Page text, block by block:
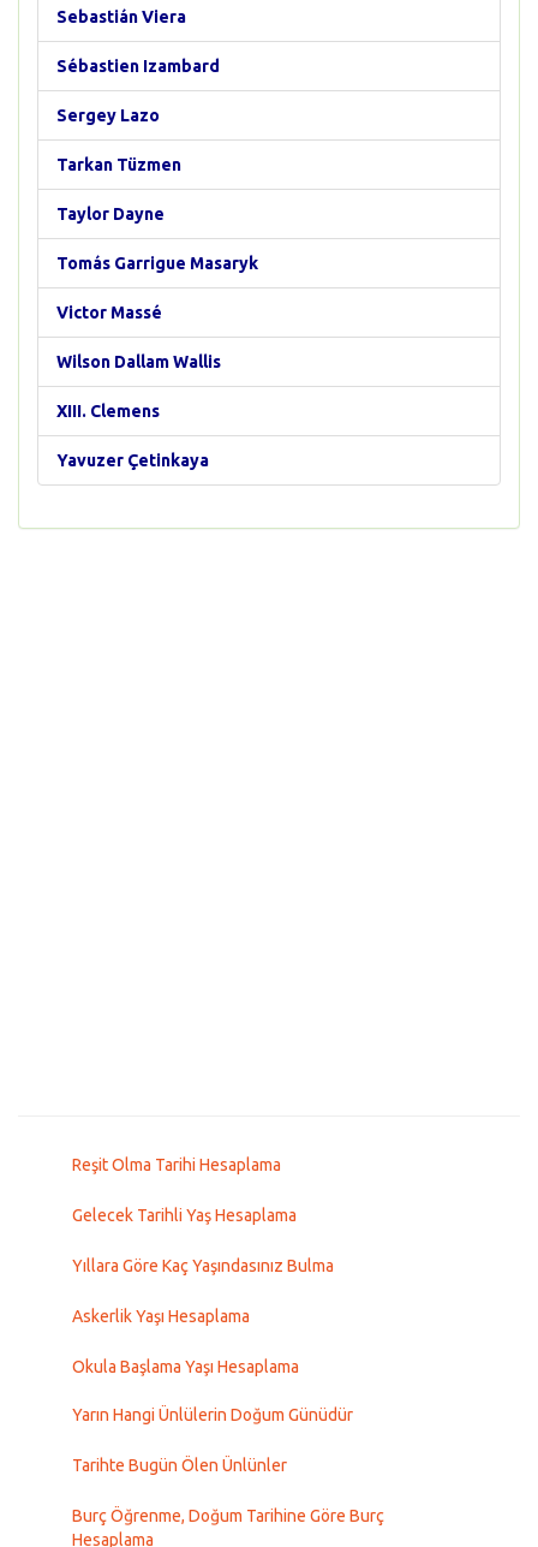
Sebastián Viera
Sébastien Izambard
Sergey Lazo
Tarkan Tüzmen
Taylor Dayne
Tomás Garrigue Masaryk
Victor Massé
Wilson Dallam Wallis
XIII. Clemens
Yavuzer Çetinkaya
Reşit Olma Tarihi Hesaplama
Gelecek Tarihli Yaş Hesaplama
Yıllara Göre Kaç Yaşındasınız Bulma
Askerlik Yaşı Hesaplama
Okula Başlama Yaşı Hesaplama
Yarın Hangi Ünlülerin Doğum Günüdür
Tarihte Bugün Ölen Ünlünler
Burç Öğrenme, Doğum Tarihine Göre Burç
Hesaplama